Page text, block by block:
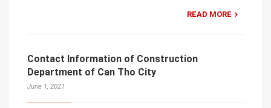
READ MORE
Contact Information of Construction
Department of Can Tho City
June 1, 2021